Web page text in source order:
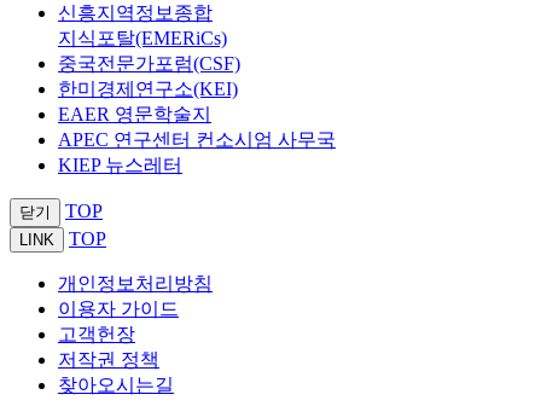
신흥지역정보종합
지식포탈(EMERiCs)
중국전문가포럼(CSF)
한미경제연구소(KEI)
EAER 영문학술지
APEC 연구센터 컨소시엄 사무국
KIEP 뉴스레터
닫기 TOP
LINK TOP
개인정보처리방침
이용자 가이드
고객헌장
저작권 정책
찾아오시는길